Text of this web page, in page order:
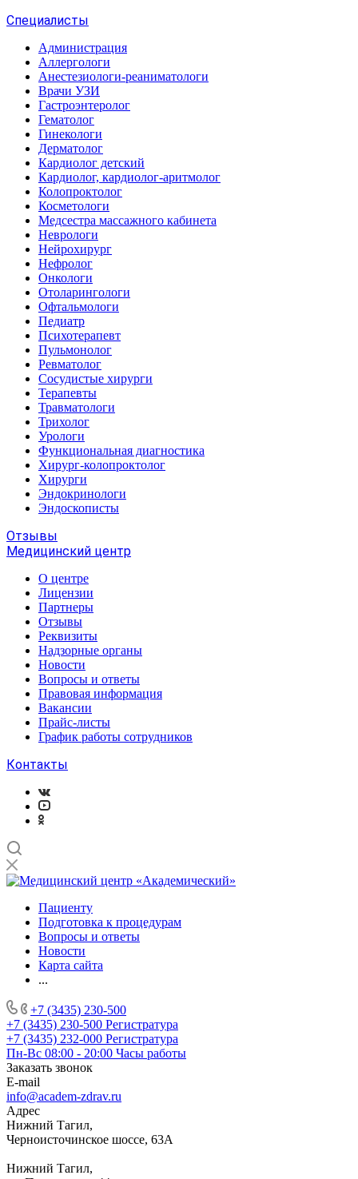
Специалисты
Администрация
Аллергологи
Анестезиологи-реаниматологи
Врачи УЗИ
Гастроэнтеролог
Гематолог
Гинекологи
Дерматолог
Кардиолог детский
Кардиолог, кардиолог-аритмолог
Колопроктолог
Косметологи
Медсестра массажного кабинета
Неврологи
Нейрохирург
Нефролог
Онкологи
Отоларингологи
Офтальмологи
Педиатр
Психотерапевт
Пульмонолог
Ревматолог
Сосудистые хирурги
Терапевты
Травматологи
Трихолог
Урологи
Функциональная диагностика
Хирург-колопроктолог
Хирурги
Эндокринологи
Эндоскописты
Отзывы
Медицинский центр
О центре
Лицензии
Партнеры
Отзывы
Реквизиты
Надзорные органы
Новости
Вопросы и ответы
Правовая информация
Вакансии
Прайс-листы
График работы сотрудников
Контакты
Пациенту
Подготовка к процедурам
Вопросы и ответы
Новости
Карта сайта
...
+7 (3435) 230-500
+7 (3435) 230-500 Регистратура
+7 (3435) 232-000 Регистратура
Пн-Вс 08:00 - 20:00 Часы работы
Заказать звонок
E-mail
info@academ-zdrav.ru
Адрес
Нижний Тагил,
Черноисточинское шоссе, 63А
Нижний Тагил,